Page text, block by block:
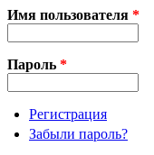
Имя пользователя *
Пароль *
Регистрация
Забыли пароль?